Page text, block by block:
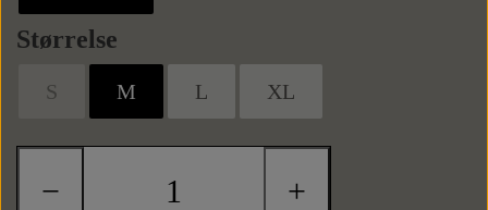
Punge
Størrelse
S M L XL
− +